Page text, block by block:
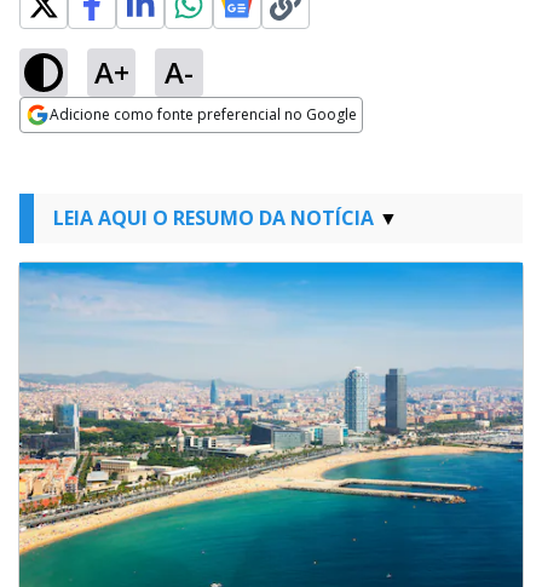
A+ A-
Adicione como fonte preferencial no Google
LEIA AQUI O RESUMO DA NOTÍCIA